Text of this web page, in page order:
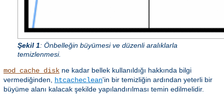
Şekil 1: Önbelleğin büyümesi ve düzenli aralıklarla
temizlenmesi.
mod_cache_disk ne kadar bellek kullanıldığı hakkında bilgi
vermediğinden, htcacheclean'in bir temizliğin ardından yeterli bir
büyüme alanı kalacak şekilde yapılandırılması temin edilmelidir.